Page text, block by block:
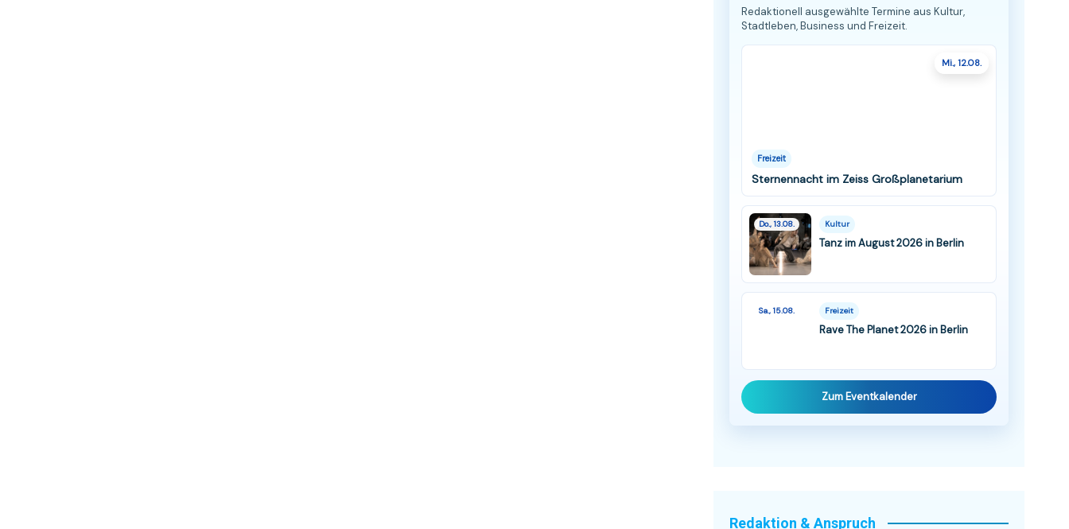
Redaktionell ausgewählte Termine aus Kultur,
Stadtleben, Business und Freizeit.
Mi., 12.08.
Freizeit
Sternennacht im Zeiss Großplanetarium
Do., 13.08. Kultur
Tanz im August 2026 in Berlin
Sa., 15.08. Freizeit
Rave The Planet 2026 in Berlin
Zum Eventkalender
Redaktion & Anspruch